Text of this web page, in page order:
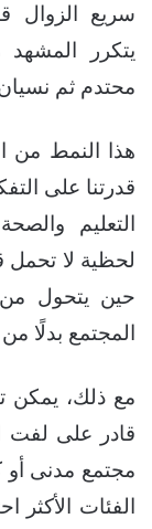
سريع الزوال
يتكرر
محتدم ثم
هذا النمط من
قدرتنا على
التعليم
لحظية لا تحمل
حين يتحول من
المجتمع بدلًا من
مع ذلك، يمكن
قادر على لفت
مجتمع مدنى
الفئات الأكثر